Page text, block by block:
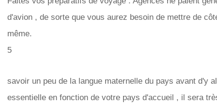
d'avion , de sorte que vous aurez besoin de mettre de
même.
5
savoir un peu de la langue maternelle du pays avant d'y
essentielle en fonction de votre pays d'accueil , il sera